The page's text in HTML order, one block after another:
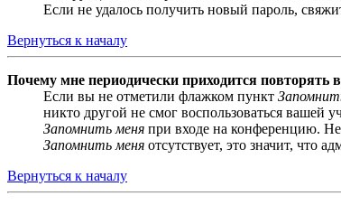
Если не удалось получить новый пароль,
Вернуться к началу
Почему мне периодически приходится повторять
Если вы не отметили флажком пункт
никто другой не смог воспользоваться вашей
Запомнить меня при входе на конференцию. Не
Запомнить меня отсутствует, это значит, что
Вернуться к началу